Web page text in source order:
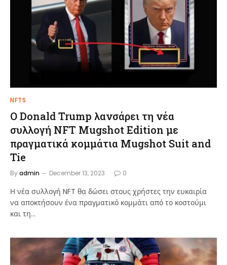
NFTS
Ο Donald Trump λανσάρει τη νέα
συλλογή NFT Mugshot Edition με
πραγματικά κομμάτια Mugshot Suit and
Tie
Byadmin December 13, 2023 0
Η νέα συλλογή NFT θα δώσει στους χρήστες την ευκαιρία
να αποκτήσουν ένα πραγματικό κομμάτι από το κοστούμι
και τη…